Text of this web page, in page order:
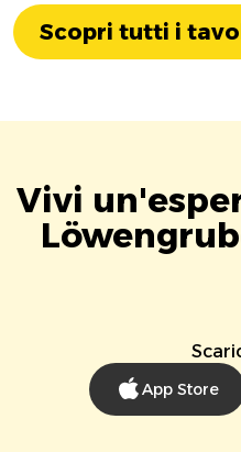
Scopri tutti i
Vivi
App Store